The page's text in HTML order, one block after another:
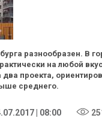
разнообразен. В
на любой
два проекта,
среднего.
| 08:00